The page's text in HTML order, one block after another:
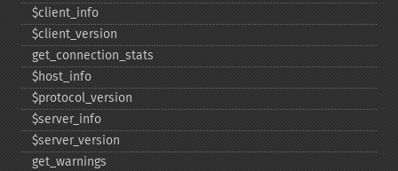
$client_​info
$client_​version
get_​connection_​stats
$host_​info
$protocol_​version
$server_​info
$server_​version
get_​warnings